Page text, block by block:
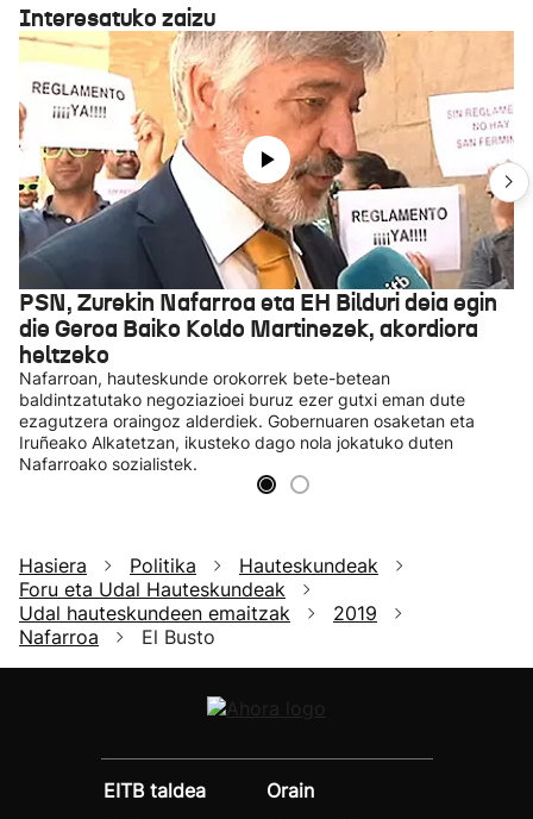
Interesatuko zaizu
PSN, Zurekin Nafarroa eta EH Bilduri deia egin
die Geroa Baiko Koldo Martinezek, akordiora
heltzeko
Nafarroan, hauteskunde orokorrek bete-betean
baldintzatutako negoziazioei buruz ezer gutxi eman dute
ezagutzera oraingoz alderdiek. Gobernuaren osaketan eta
Iruñeako Alkatetzan, ikusteko dago nola jokatuko duten
Nafarroako sozialistek.
Hasiera Politika
Hauteskundeak
Foru eta Udal Hauteskundeak
Udal hauteskundeen emaitzak
2019
Nafarroa
El Busto
EITB taldea
Orain